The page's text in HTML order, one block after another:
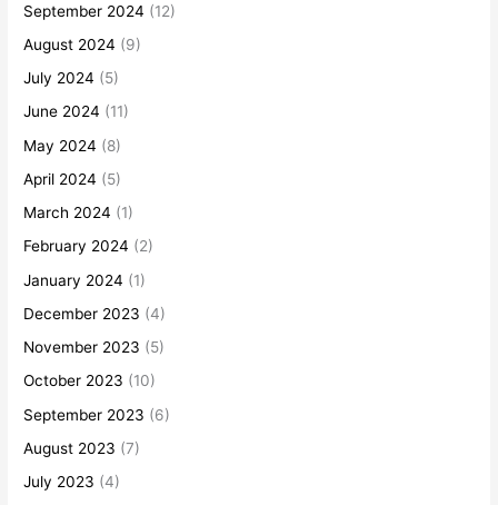
September 2024 (12)
August 2024 (9)
July 2024 (5)
June 2024 (11)
May 2024 (8)
April 2024 (5)
March 2024 (1)
February 2024 (2)
January 2024 (1)
December 2023 (4)
November 2023 (5)
October 2023 (10)
September 2023 (6)
August 2023 (7)
July 2023 (4)